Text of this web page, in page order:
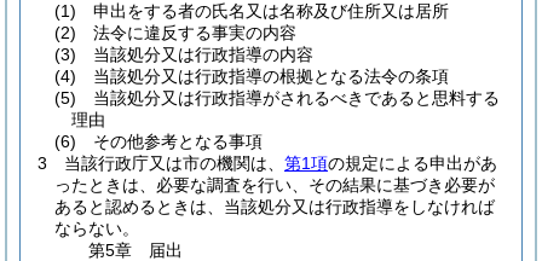
(1)
申出をする者の氏名又は名称及び住所又は居所
(2)
法令に違反する事実の内容
(3)
当該処分又は行政指導の内容
(4)
当該処分又は行政指導の根拠となる法令の条項
(5)
当該処分又は行政指導がされるべきであると思料する
理由
(6)
その他参考となる事項
3
当該行政庁又は市の機関は、 第1項の規定による申出があ
ったときは、必要な調査を行い、その結果に基づき必要が
あると認めるときは、当該処分又は行政指導をしなければ
ならない。
第5章
届出